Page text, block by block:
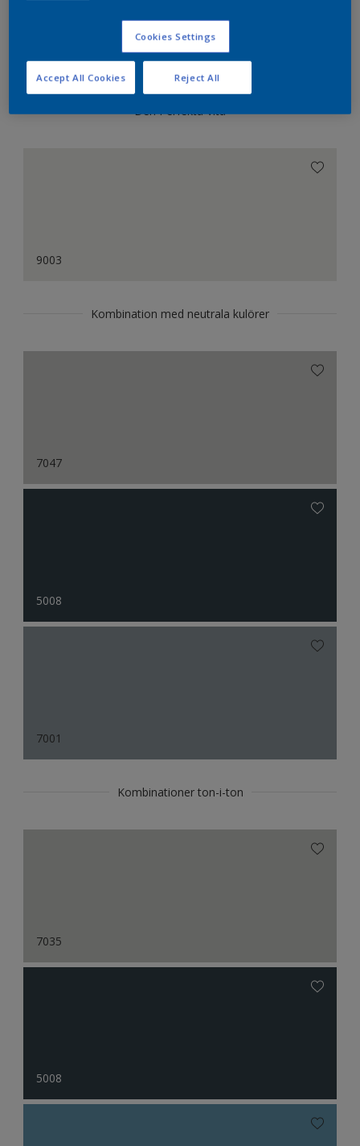
Kulörkombinationer
Den Perfekta Vita
9003
Kombination med neutrala kulörer
7047
5008
7001
Kombinationer ton-i-ton
7035
5008
Cookies Settings
Reject All
Accept All Cookies